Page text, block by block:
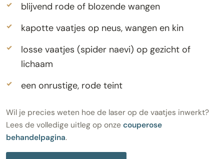
blijvend rode of blozende wangen
kapotte vaatjes op neus, wangen en kin
losse vaatjes (spider naevi) op gezicht of
lichaam
een onrustige, rode teint
Wil je precies weten hoe de laser op de vaatjes inwerkt?
Lees de volledige uitleg op onze couperose
behandelpagina.